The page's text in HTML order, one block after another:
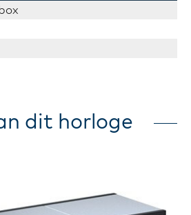
dit horloge